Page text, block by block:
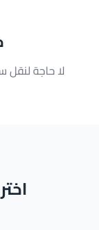
لا حاجة لنقل